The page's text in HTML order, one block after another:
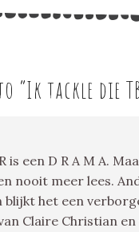
“Ik tackle die
is een D R A M A.
nooit meer lees.
blijkt het een
Claire Christian